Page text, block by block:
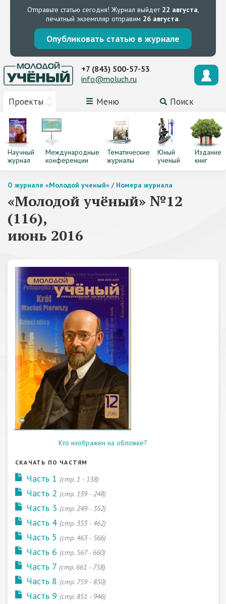
Отправьте статью сегодня! Журнал выйдет 22 августа,
печатный экземпляр отправим 26 августа.
Опубликовать статью в журнале
Проекты Меню Поиск
+7 (843) 500-57-53
info@moluch.ru
Научный
журнал
Международные
конференции
Тематические
журналы
Юный
ученый
Издание
книг
О журнале «Молодой ученый» / Номера журнала
«Молодой учёный» №12
(116),
июнь 2016
Кто изображен на обложке?
СКАЧАТЬ ПО ЧАСТЯМ
Часть 1 (cтр. 1 - 138)
Часть 2 (cтр. 139 - 248)
Часть 3 (cтр. 249 - 352)
Часть 4 (cтр. 353 - 462)
Часть 5 (cтр. 463 - 566)
Часть 6 (cтр. 567 - 660)
Часть 7 (cтр. 661 - 758)
Часть 8 (cтр. 759 - 850)
Часть 9 (cтр. 851 - 946)